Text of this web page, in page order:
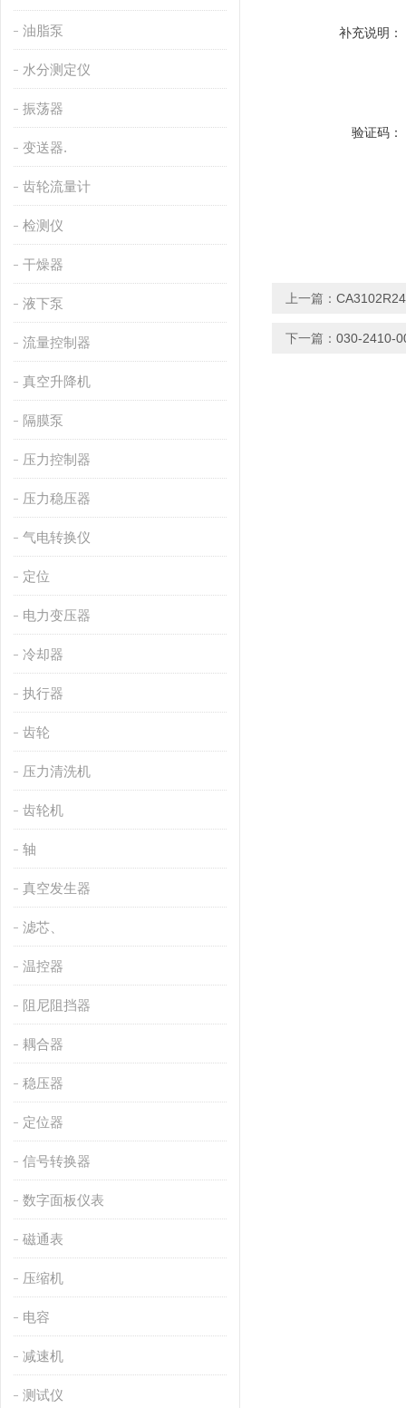
油脂泵
水分测定仪
振荡器
变送器.
齿轮流量计
检测仪
干燥器
液下泵
流量控制器
真空升降机
隔膜泵
压力控制器
压力稳压器
气电转换仪
定位
电力变压器
冷却器
执行器
齿轮
压力清洗机
齿轮机
轴
真空发生器
滤芯、
温控器
阻尼阻挡器
耦合器
稳压器
定位器
信号转换器
数字面板仪表
磁通表
压缩机
电容
减速机
测试仪
补充说明：
验证码：
上一篇：
下一篇： 030-2410-